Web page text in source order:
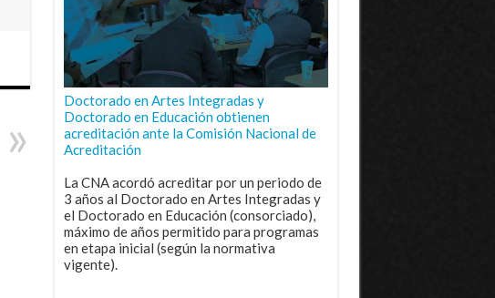
Doctorado en Artes Integradas y
Doctorado en Educación obtienen
acreditación ante la Comisión Nacional de
Acreditación
La CNA acordó acreditar por un periodo de
3 años al Doctorado en Artes Integradas y
el Doctorado en Educación (consorciado),
máximo de años permitido para programas
en etapa inicial (según la normativa
vigente).